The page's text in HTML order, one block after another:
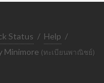
Status / Help /
Minimore (ทะเบียนพาณิชย์)